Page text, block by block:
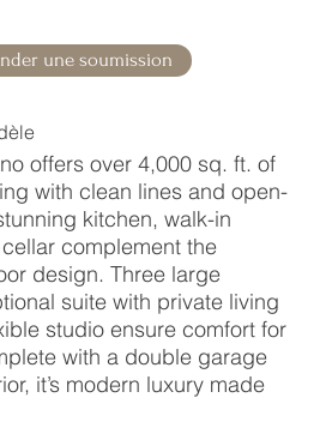
une soumission
offers over 4,000 sq. ft. of
with clean lines and open-
kitchen, walk-in
complement the
design. Three large
suite with private living
studio ensure comfort for
with a double garage
it’s modern luxury made